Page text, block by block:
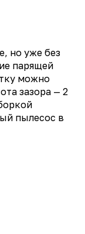
но уже без
парящей
можно
зазора — 2
пылесос в